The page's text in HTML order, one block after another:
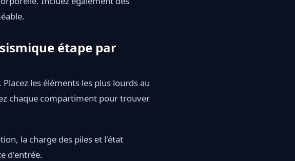
étape par
les éléments les plus lourds au
chaque compartiment pour trouver
la charge des piles et l'état
d'entrée.